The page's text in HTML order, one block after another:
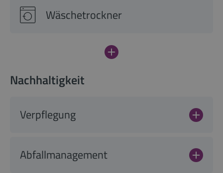
Wäschetrockner
Nachhaltigkeit
Verpflegung
Abfallmanagement